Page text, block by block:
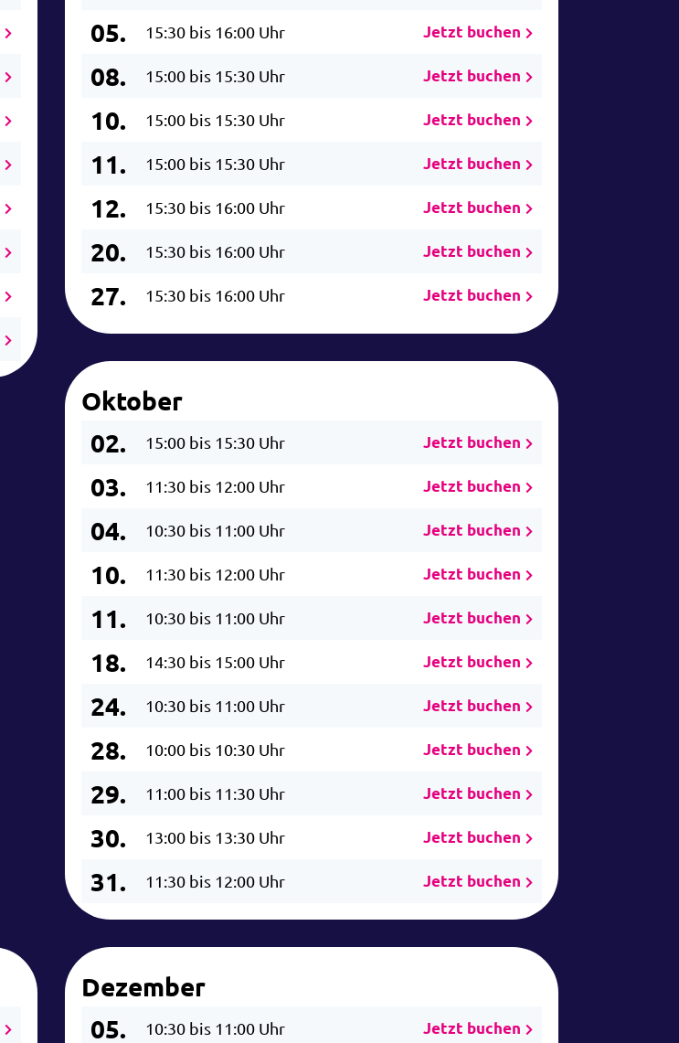
05. 15:30 bis 16:00 Uhr Jetzt buchen
08. 15:00 bis 15:30 Uhr Jetzt buchen
10. 15:00 bis 15:30 Uhr Jetzt buchen
11. 15:00 bis 15:30 Uhr Jetzt buchen
12. 15:30 bis 16:00 Uhr Jetzt buchen
20. 15:30 bis 16:00 Uhr Jetzt buchen
27. 15:30 bis 16:00 Uhr Jetzt buchen
Oktober
02.
15:00 bis 15:30 Uhr Jetzt buchen
03. 11:30 bis 12:00 Uhr Jetzt buchen
04. 10:30 bis 11:00 Uhr Jetzt buchen
10. 11:30 bis 12:00 Uhr Jetzt buchen
11. 10:30 bis 11:00 Uhr Jetzt buchen
18. 14:30 bis 15:00 Uhr Jetzt buchen
24. 10:30 bis 11:00 Uhr Jetzt buchen
28. 10:00 bis 10:30 Uhr Jetzt buchen
29. 11:00 bis 11:30 Uhr Jetzt buchen
30. 13:00 bis 13:30 Uhr Jetzt buchen
31. 11:30 bis 12:00 Uhr Jetzt buchen
Dezember
05.
10:30 bis 11:00 Uhr Jetzt buchen